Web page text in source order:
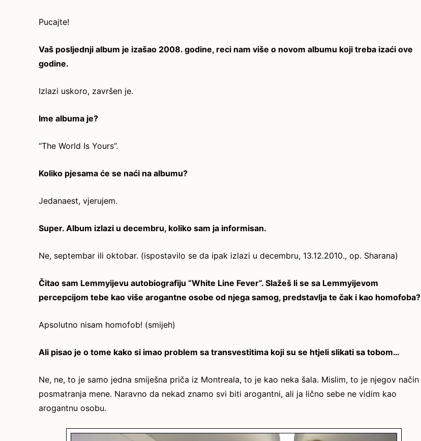
Pucajte!
Vaš posljednji album je izašao 2008. godine, reci nam više o novom albumu koji treba izaći ove
godine.
Izlazi uskoro, završen je.
Ime albuma je?
“The World Is Yours”.
Koliko pjesama će se naći na albumu?
Jedanaest, vjerujem.
Super. Album izlazi u decembru, koliko sam ja informisan.
Ne, septembar ili oktobar. (ispostavilo se da ipak izlazi u decembru, 13.12.2010., op. Sharana)
Čitao sam Lemmyijevu autobiografiju “White Line Fever”. Slažeš li se sa Lemmyijevom
percepcijom tebe kao više arogantne osobe od njega samog, predstavlja te čak i kao homofoba?
Apsolutno nisam homofob! (smijeh)
Ali pisao je o tome kako si imao problem sa transvestitima koji su se htjeli slikati sa tobom…
Ne, ne, to je samo jedna smiješna priča iz Montreala, to je kao neka šala. Mislim, to je njegov način
posmatranja mene. Naravno da nekad znamo svi biti arogantni, ali ja lično sebe ne vidim kao
arogantnu osobu.